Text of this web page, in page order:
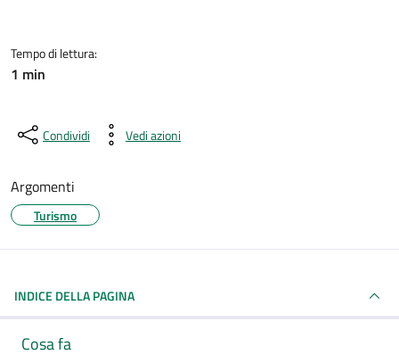
Tempo di lettura:
1 min
Condividi Vedi azioni
Argomenti
Turismo
INDICE DELLA PAGINA
Cosa fa